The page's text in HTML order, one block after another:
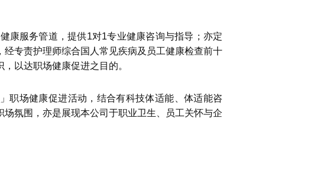
康服务管道，提供1对1专业健康咨询与指导；亦定
专责护理师综合国人常见疾病及员工健康检查前十
以达职场健康促进之目的。
职场健康促进活动，结合有科技体适能、体适能咨
氛围，亦是展现本公司于职业卫生、员工关怀与企